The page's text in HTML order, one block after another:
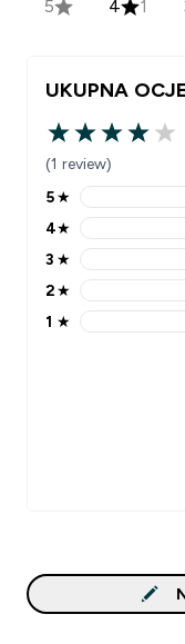
5 4 1
UKUPNA
4 out of 5 stars
(1 review)
5 stars rating 0
5★
4 stars rating 1
4★
3 stars rating 0
3 ★
2 stars rating 0
2★
1 stars rating 0
1 ★